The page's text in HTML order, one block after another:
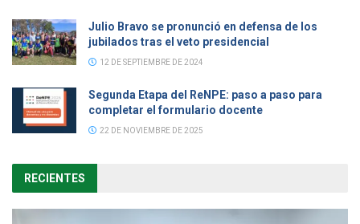
Julio Bravo se pronunció en defensa de los
jubilados tras el veto presidencial
12 DE SEPTIEMBRE DE 2024
Segunda Etapa del ReNPE: paso a paso para
completar el formulario docente
22 DE NOVIEMBRE DE 2025
RECIENTES